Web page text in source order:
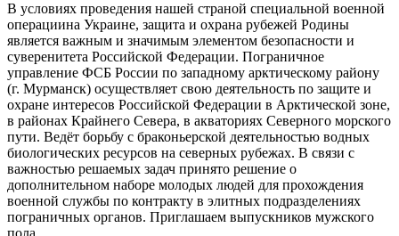
В условиях проведения нашей страной специальной военной
операциина Украине, защита и охрана рубежей Родины
является важным и значимым элементом безопасности и
суверенитета Российской Федерации. Пограничное
управление ФСБ России по западному арктическому району
(г. Мурманск) осуществляет свою деятельность по защите и
охране интересов Российской Федерации в Арктической зоне,
в районах Крайнего Севера, в акваториях Северного морского
пути. Ведёт борьбу с браконьерской деятельностью водных
биологических ресурсов на северных рубежах. В связи с
важностью решаемых задач принято решение о
дополнительном наборе молодых людей для прохождения
военной службы по контракту в элитных подразделениях
пограничных органов. Приглашаем выпускников мужского